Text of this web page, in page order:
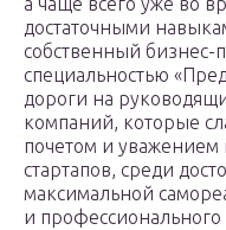
достаточными
собственный бизнес-
специальностью
дороги на
компаний, которые
почетом и уважением
стартапов, среди
максимальной
и профессионального